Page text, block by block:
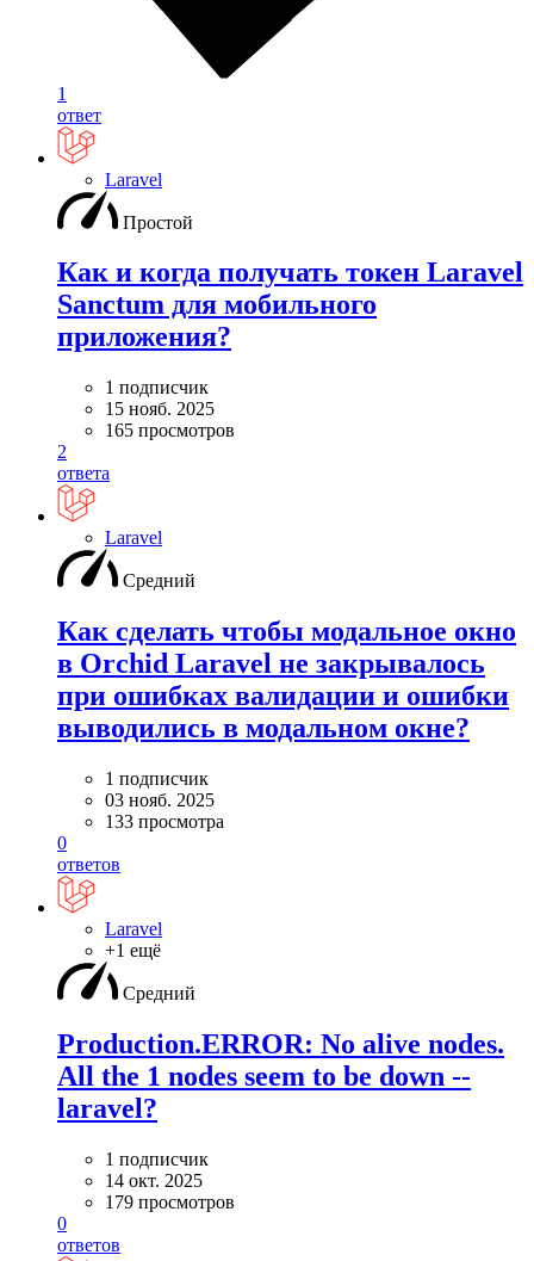
1
ответ
Laravel
Простой
Как и когда получать токен Laravel
Sanctum для мобильного
приложения?
1 подписчик
15 нояб. 2025
165 просмотров
2
ответа
Laravel
Средний
Как сделать чтобы модальное окно
в Orchid Laravel не закрывалось
при ошибках валидации и ошибки
выводились в модальном окне?
1 подписчик
03 нояб. 2025
133 просмотра
0
ответов
Laravel
+1 ещё
Средний
Production.ERROR: No alive nodes.
All the 1 nodes seem to be down --
laravel?
1 подписчик
14 окт. 2025
179 просмотров
0
ответов